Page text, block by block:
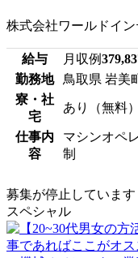
株式会社ワールドイン
給与 月収例
勤務地
鳥取県 岩美
寮・社
宅
あり（無料）
仕事内
容
マシンオペ
制
募集が停止しています
スペシャル